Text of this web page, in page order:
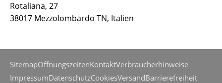
Rotaliana, 27
38017 Mezzolombardo TN, Italien
SitemapÖffnungszeitenKontaktVerbraucherhinweise
ImpressumDatenschutzCookiesVersandBarrierefreiheit